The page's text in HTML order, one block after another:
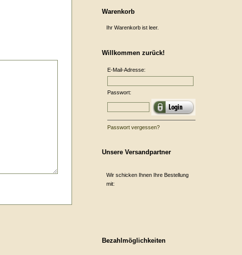
Warenkorb
Ihr Warenkorb ist leer.
Willkommen zurück!
E-Mail-Adresse:
Passwort:
Passwort vergessen?
Unsere Versandpartner
Wir schicken Ihnen Ihre Bestellung
mit:
Bezahlmöglichkeiten